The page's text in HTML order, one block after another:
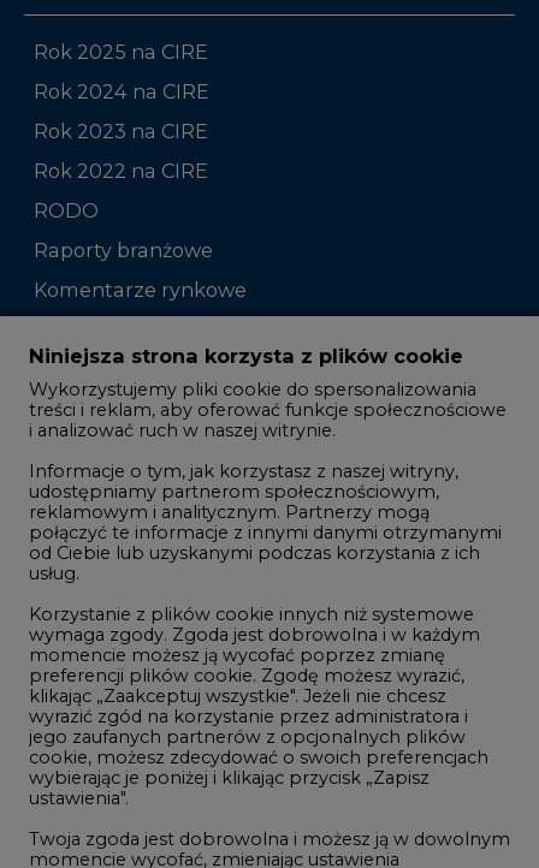
Rok 2025 na CIRE
Rok 2024 na CIRE
Rok 2023 na CIRE
Rok 2022 na CIRE
RODO
Raporty branżowe
Komentarze rynkowe
Zmiany kadrowe na rynku
Studio CIRE
Rozmowy o energetyce
Gospodarka
Geopolityka
LTE450
Innowacje i AI
Telekomunikacja i IT
Handel emisjami CO2
Wodór
Górnictwo
Niniejsza strona korzysta z plików cookie
Wykorzystujemy pliki cookie do spersonalizowania
treści i reklam, aby oferować funkcje społecznościowe
i analizować ruch w naszej witrynie.
Informacje o tym, jak korzystasz z naszej witryny,
udostępniamy partnerom społecznościowym,
reklamowym i analitycznym. Partnerzy mogą
połączyć te informacje z innymi danymi otrzymanymi
od Ciebie lub uzyskanymi podczas korzystania z ich
usług.
Korzystanie z plików cookie innych niż systemowe
wymaga zgody. Zgoda jest dobrowolna i w każdym
momencie możesz ją wycofać poprzez zmianę
preferencji plików cookie. Zgodę możesz wyrazić,
klikając „Zaakceptuj wszystkie". Jeżeli nie chcesz
wyrazić zgód na korzystanie przez administratora i
jego zaufanych partnerów z opcjonalnych plików
cookie, możesz zdecydować o swoich preferencjach
wybierając je poniżej i klikając przycisk „Zapisz
ustawienia".
Twoja zgoda jest dobrowolna i możesz ją w dowolnym
momencie wycofać, zmieniając ustawienia